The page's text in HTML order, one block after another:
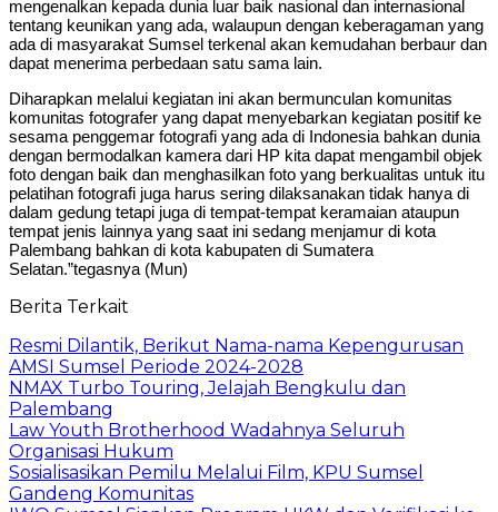
mengenalkan kepada dunia luar baik nasional dan internasional
tentang keunikan yang ada, walaupun dengan keberagaman yang
ada di masyarakat Sumsel terkenal akan kemudahan berbaur dan
dapat menerima perbedaan satu sama lain.
Diharapkan melalui kegiatan ini akan bermunculan komunitas
komunitas fotografer yang dapat menyebarkan kegiatan positif ke
sesama penggemar fotografi yang ada di Indonesia bahkan dunia
dengan bermodalkan kamera dari HP kita dapat mengambil objek
foto dengan baik dan menghasilkan foto yang berkualitas untuk itu
pelatihan fotografi juga harus sering dilaksanakan tidak hanya di
dalam gedung tetapi juga di tempat-tempat keramaian ataupun
tempat jenis lainnya yang saat ini sedang menjamur di kota
Palembang bahkan di kota kabupaten di Sumatera
Selatan.”tegasnya (Mun)
Berita Terkait
Resmi Dilantik, Berikut Nama-nama Kepengurusan
AMSI Sumsel Periode 2024-2028
NMAX Turbo Touring, Jelajah Bengkulu dan
Palembang
Law Youth Brotherhood Wadahnya Seluruh
Organisasi Hukum
Sosialisasikan Pemilu Melalui Film, KPU Sumsel
Gandeng Komunitas